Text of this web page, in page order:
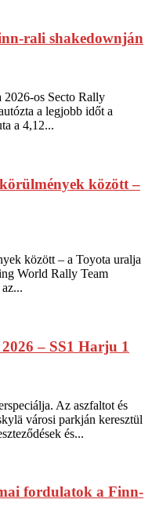
rali shakedownján
2026-os Secto Rally
a legjobb időt a
a 4,12...
között –
között – a Toyota uralja
World Rally Team
– SS1 Harju 1
Az aszfaltot és
városi parkján keresztül
és...
fordulatok a Finn-